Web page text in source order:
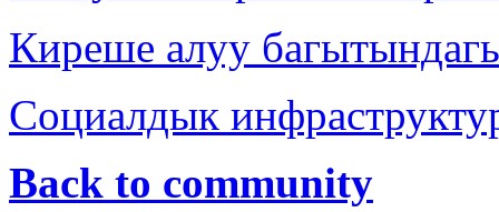
Киреше алуу
Социалдык
Back to community